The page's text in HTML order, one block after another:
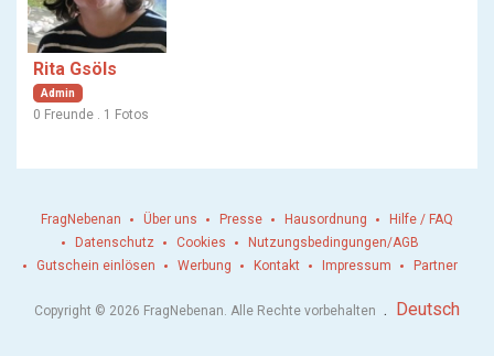
Rita Gsöls
Admin
0 Freunde . 1 Fotos
FragNebenan Über uns Presse Hausordnung
Hilfe / FAQ
Datenschutz
Cookies
Nutzungsbedingungen/AGB
Gutschein einlösen
Werbung Kontakt Impressum Partner
Copyright © 2026 FragNebenan. Alle Rechte vorbehalten . Deutsch